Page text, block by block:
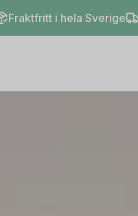
Fraktfritt i hela Sverige